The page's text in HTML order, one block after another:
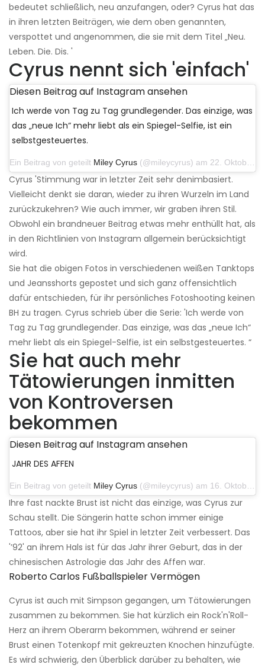
bedeutet schließlich, neu anzufangen, oder? Cyrus hat das
in ihren letzten Beiträgen, wie dem oben genannten,
verspottet und angenommen, die sie mit dem Titel „Neu.
Leben. Die. Dis. '
Cyrus nennt sich 'einfach'
Diesen Beitrag auf Instagram ansehen
Ich werde von Tag zu Tag grundlegender. Das einzige, was
das „neue Ich“ mehr liebt als ein Spiegel-Selfie, ist ein
selbstgesteuertes.
Ein Beitrag von geteilt Miley Cyrus (@mileycyrus) am 22. Oktober 2019 um 11:39 Uhr PDT
Cyrus 'Stimmung war in letzter Zeit sehr denimbasiert.
Vielleicht denkt sie daran, wieder zu ihren Wurzeln im Land
zurückzukehren? Wie auch immer, wir graben ihren Stil.
Obwohl ein brandneuer Beitrag etwas mehr enthüllt hat, als
in den Richtlinien von Instagram allgemein berücksichtigt
wird.
Sie hat die obigen Fotos in verschiedenen weißen Tanktops
und Jeansshorts gepostet und sich ganz offensichtlich
dafür entschieden, für ihr persönliches Fotoshooting keinen
BH zu tragen. Cyrus schrieb über die Serie: 'Ich werde von
Tag zu Tag grundlegender. Das einzige, was das „neue Ich“
mehr liebt als ein Spiegel-Selfie, ist ein selbstgesteuertes. “
Sie hat auch mehr
Tätowierungen inmitten
von Kontroversen
bekommen
Diesen Beitrag auf Instagram ansehen
JAHR DES AFFEN
Ein Beitrag von geteilt Miley Cyrus (@mileycyrus) am 16. Oktober 2019 um 19:04 Uhr PDT
Ihre fast nackte Brust ist nicht das einzige, was Cyrus zur
Schau stellt. Die Sängerin hatte schon immer einige
Tattoos, aber sie hat ihr Spiel in letzter Zeit verbessert. Das
'’92' an ihrem Hals ist für das Jahr ihrer Geburt, das in der
chinesischen Astrologie das Jahr des Affen war.
Roberto Carlos Fußballspieler Vermögen
Cyrus ist auch mit Simpson gegangen, um Tätowierungen
zusammen zu bekommen. Sie hat kürzlich ein Rock'n'Roll-
Herz an ihrem Oberarm bekommen, während er seiner
Brust einen Totenkopf mit gekreuzten Knochen hinzufügte.
Es wird schwierig, den Überblick darüber zu behalten, wie